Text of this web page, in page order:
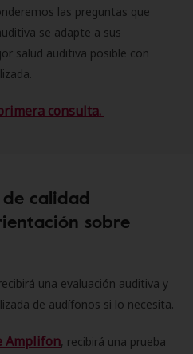
las preguntas que
se adapte a sus
salud auditiva posible con
consulta.
calidad
sobre
una evaluación auditiva y
de audífonos si lo necesita.
Amplifon, recibirá una prueba